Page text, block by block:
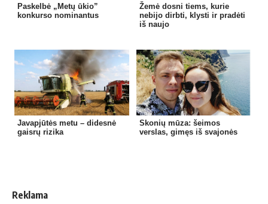
Paskelbė „Metų ūkio”
konkurso nominantus
Žemė dosni tiems, kurie
nebijo dirbti, klysti ir pradėti
iš naujo
Javapjūtės metu – didesnė
gaisrų rizika
Skonių mūza: šeimos
verslas, gimęs iš svajonės
Reklama